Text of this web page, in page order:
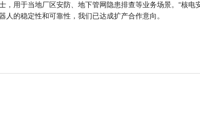
用于当地厂区安防、地下管网隐患排查等业务场景。“核电
的稳定性和可靠性，我们已达成扩产合作意向。